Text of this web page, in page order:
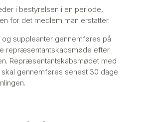
i bestyrelsen i en periode,
for det medlem man erstatter.
suppleanter gennemføres på
repræsentantskabsmøde efter
Repræsentantskabsmødet med
gennemføres senest 30 dage